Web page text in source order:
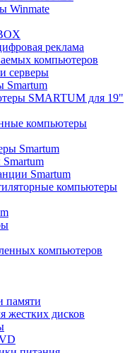
Winmate
реклама
компьютеров
серверы
Smartum
SMARTUM для 19"
компьютеры
Smartum
Smartum
компьютеры
компьютеров
памяти
жестких дисков